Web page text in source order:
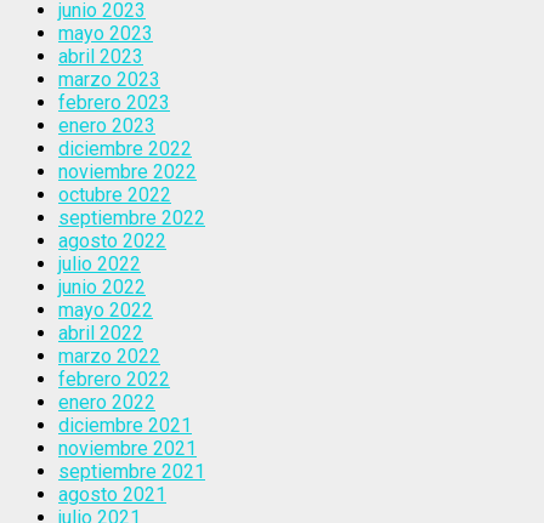
junio 2023
mayo 2023
abril 2023
marzo 2023
febrero 2023
enero 2023
diciembre 2022
noviembre 2022
octubre 2022
septiembre 2022
agosto 2022
julio 2022
junio 2022
mayo 2022
abril 2022
marzo 2022
febrero 2022
enero 2022
diciembre 2021
noviembre 2021
septiembre 2021
agosto 2021
julio 2021